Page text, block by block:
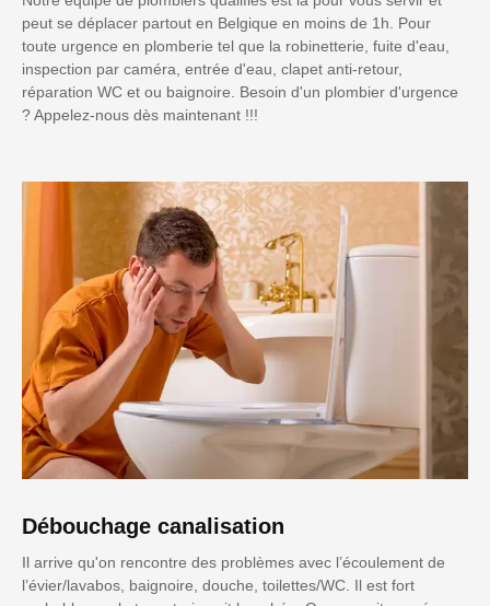
peut se déplacer partout en Belgique en moins de 1h. Pour
toute urgence en plomberie tel que la robinetterie, fuite d'eau,
inspection par caméra, entrée d'eau, clapet anti-retour,
réparation WC et ou baignoire. Besoin d'un plombier d'urgence
? Appelez-nous dès maintenant !!!
Débouchage canalisation
Il arrive qu'on rencontre des problèmes avec l’écoulement de
l’évier/lavabos, baignoire, douche, toilettes/WC. Il est fort